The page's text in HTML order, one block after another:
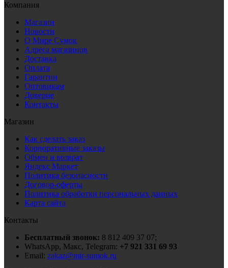
Компания
Магазин
Новости
О Мире Сумок
Адреса магазинов
Доставка
Оплата
Гарантии
Оптовикам
Доверие
Контакты
Магазин
Как сделать заказ
Корпоративные заказы
Обмен и возврат
Яндекс Маркет
Политика безопасности
Договор-оферты
Политика обработки персональных данных
Карта сайта
Контакты
Бесплатный звонок: 8 812 409 37 07;
WhatsApp, Макс, Telegram: +7 921 331 69 93
Email: zakaz@mir-sumok.ru